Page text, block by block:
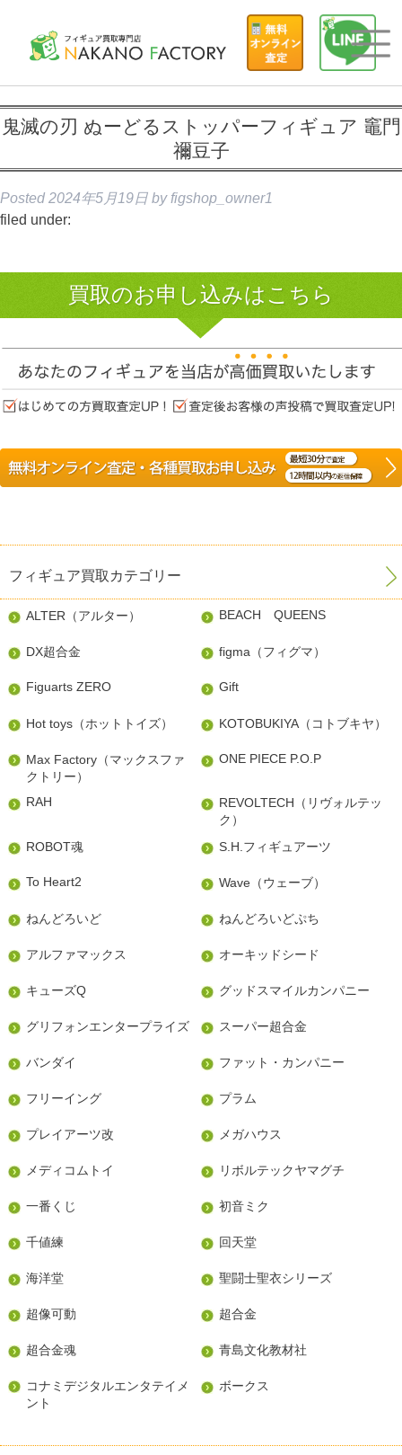
鬼滅の刃 ぬーどるストッパーフィギュア 竈門
禰豆子
Posted 2024年5月19日 by figshop_owner1
filed under:
買取のお申し込みはこちら
フィギュア買取カテゴリー
ALTER（アルター） BEACH QUEENS
DX超合金 figma（フィグマ）
Figuarts ZERO Gift
Hot toys（ホットトイズ） KOTOBUKIYA（コトブキヤ）
Max Factory（マックスファ
クトリー）
ONE PIECE P.O.P
RAH
REVOLTECH（リヴォルテッ
ク）
ROBOT魂
S.H.フィギュアーツ
To Heart2 Wave（ウェーブ）
ねんどろいど ねんどろいどぷち
アルファマックス オーキッドシード
キューズQ グッドスマイルカンパニー
グリフォンエンタープライズ スーパー超合金
バンダイ ファット・カンパニー
フリーイング プラム
プレイアーツ改 メガハウス
メディコムトイ リボルテックヤマグチ
一番くじ 初音ミク
千値練 回天堂
海洋堂 聖闘士聖衣シリーズ
超像可動 超合金
超合金魂 青島文化教材社
コナミデジタルエンタテイメ
ント
ボークス